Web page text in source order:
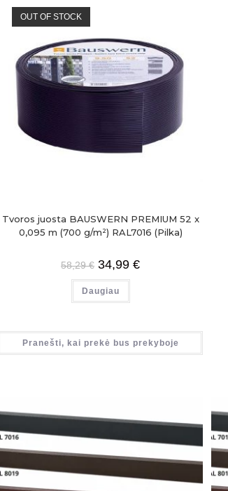
OUT OF STOCK
Tvoros juosta BAUSWERN PREMIUM 52 x
0,095 m (700 g/m²) RAL7016 (Pilka)
58,29€ 34,99 €
Daugiau
Pranešti, kai prekė bus prekyboje